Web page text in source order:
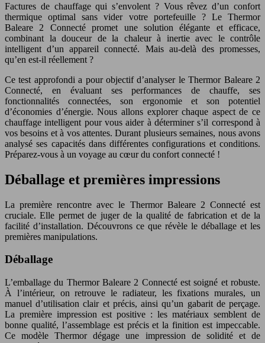
Factures de chauffage qui s’envolent ? Vous rêvez d’un confort
thermique optimal sans vider votre portefeuille ? Le Thermor
Baleare 2 Connecté promet une solution élégante et efficace,
combinant la douceur de la chaleur à inertie avec le contrôle
intelligent d’un appareil connecté. Mais au-delà des promesses,
qu’en est-il réellement ?
Ce test approfondi a pour objectif d’analyser le Thermor Baleare 2
Connecté, en évaluant ses performances de chauffe, ses
fonctionnalités connectées, son ergonomie et son potentiel
d’économies d’énergie. Nous allons explorer chaque aspect de ce
chauffage intelligent pour vous aider à déterminer s’il correspond à
vos besoins et à vos attentes. Durant plusieurs semaines, nous avons
analysé ses capacités dans différentes configurations et conditions.
Préparez-vous à un voyage au cœur du confort connecté !
Déballage et premières impressions
La première rencontre avec le Thermor Baleare 2 Connecté est
cruciale. Elle permet de juger de la qualité de fabrication et de la
facilité d’installation. Découvrons ce que révèle le déballage et les
premières manipulations.
Déballage
L’emballage du Thermor Baleare 2 Connecté est soigné et robuste.
À l’intérieur, on retrouve le radiateur, les fixations murales, un
manuel d’utilisation clair et précis, ainsi qu’un gabarit de perçage.
La première impression est positive : les matériaux semblent de
bonne qualité, l’assemblage est précis et la finition est impeccable.
Ce modèle Thermor dégage une impression de solidité et de